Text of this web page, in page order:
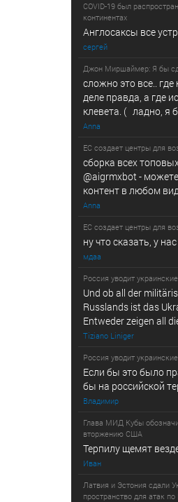
COVID-19 был
континентах
Англосаксы все
сергей
Джон Миршаймер: Я бы
сложно это все..
деле правда, а где
клевета. ( ладно, я
Anna
ЕС создает центры для
сборка всех
@­a­i­­gr­mx­b­­o­t -
контент в любом
Anna
ЕС создает центры для
ну что сказать, у
мдаа
Россия уводит
Und ob all der
Russlands ist das
Entweder zeigen all
Tiziano Liniger
Россия уводит
Если бы это было
бы на российской
Владимир
Глава МИД Кубы
вторжению США
Терпилу щемят
Иван
Латвия и Эстония сдали
пространство для атак